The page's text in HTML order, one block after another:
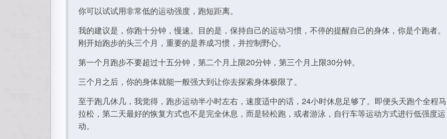
你可以试试用非常低的运动强度，跑短距离。
我的建议是，你跑十分钟，慢速。目的是，保持自己的运动习惯，不停的提醒自己的身体，你是个跑者。
刚开始跑步的头三个月，重要的是养成习惯，并控制野心。
第一个月跑步不要超过十五分钟，第二个月上限20分钟，第三个月上限30分钟。
三个月之后，你的身体就能一般强大到让你去探索身体极限了。
至于跑几休几，我觉得，跑步运动半小时左右，速度适中的话，24小时休息足够了。即便头天跑个全程马
拉松，第二天最好的恢复方式也不是完全休息，而是轻松跑，或者游泳，自行车等运动方式进行低强度运
动。